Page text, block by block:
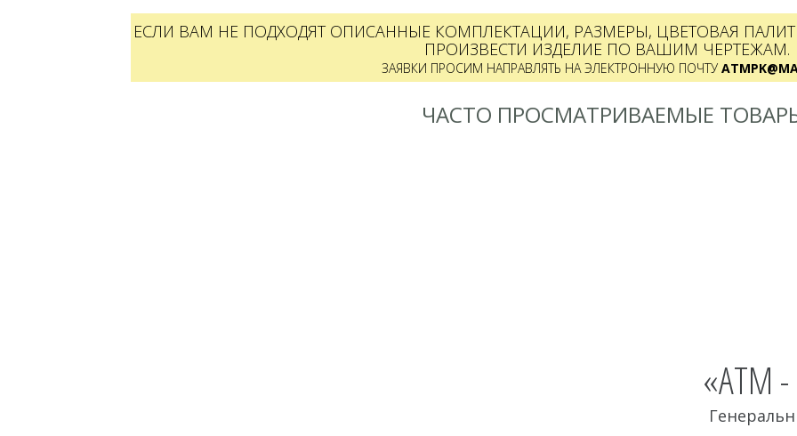
ЕСЛИ ВАМ НЕ ПОДХОДЯТ ОПИСАННЫЕ КОМПЛЕКТАЦИИ, РАЗМЕРЫ, ЦВЕТОВАЯ
ПРОИЗВЕСТИ ИЗДЕЛИЕ ПО ВАШИМ ЧЕРТЕЖАМ.
ЗАЯВКИ ПРОСИМ НАПРАВЛЯТЬ НА ЭЛЕКТРОННУЮ ПОЧТУ
ЧАСТО ПРОСМАТРИВАЕМЫЕ
«АТМ -